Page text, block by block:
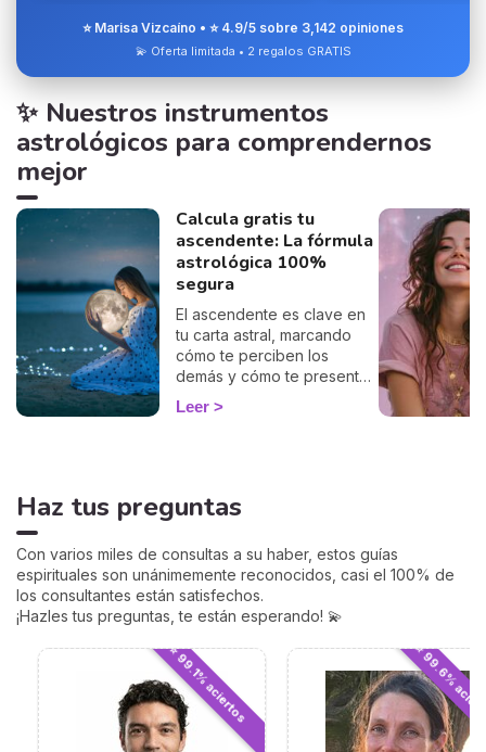
⭐ Marisa Vizcaíno • ⭐ 4.9/5 sobre 3,142 opiniones
💫 Oferta limitada • 2 regalos GRATIS
✨ Nuestros instrumentos
astrológicos para comprendernos
mejor
Calcula gratis tu
ascendente: La fórmula
astrológica 100%
segura
El ascendente es clave en
tu carta astral, marcando
cómo te perciben los
demás y cómo te presentas
al mundo. Con nuestro
cálculo gratuito y preciso,
zodiacal y en cómo te
relacionas con los demás.
fascinante aspecto de la
astrología y empieza a ver
tu horóscopo desde una
perspectiva renovada.
Leer
Haz tus preguntas
Con varios miles de consultas a su haber, estos guías
espirituales son unánimemente reconocidos, casi el 100% de
los consultantes están satisfechos.
¡Hazles tus preguntas, te están esperando! 💫
⭐ 99.1% aciertos ⭐ 99.6%